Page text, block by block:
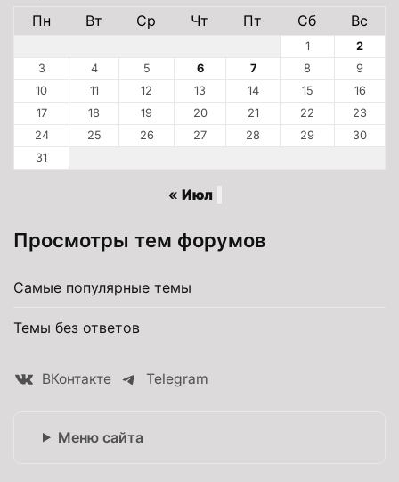
Пн
Вт Ср Чт Пт Сб Вс
1
2
3
4 5 6 7 8
9
10
11 12 13 14 15
16
17
18 19 20 21 22
23
24
25 26 27 28 29
30
31
« Июл
Просмотры тем форумов
Самые популярные темы
Темы без ответов
ВКонтакте Telegram
Меню сайта